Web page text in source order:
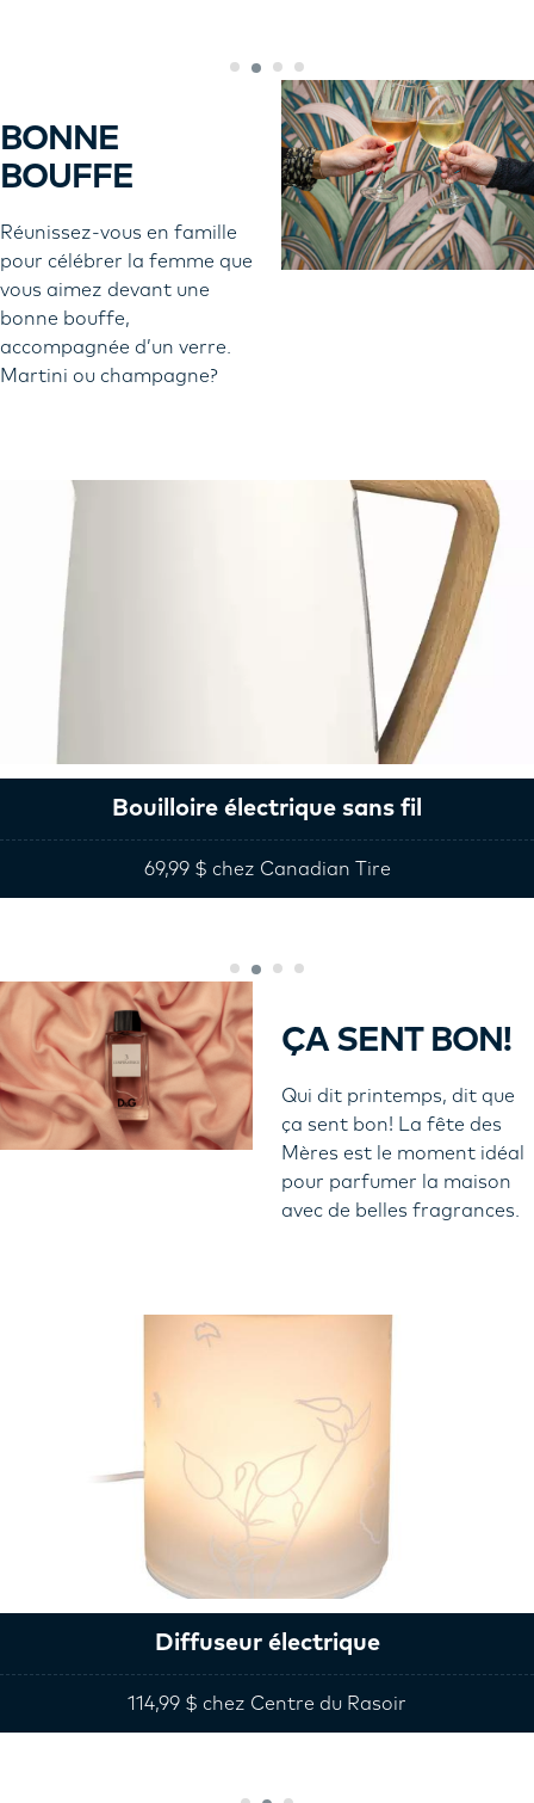
BONNE
BOUFFE
Réunissez-vous en famille
pour célébrer la femme que
vous aimez devant une
bonne bouffe,
accompagnée d’un verre.
Martini ou champagne?
Bouilloire électrique sans fil
69,99 $ chez Canadian Tire
ÇA SENT BON!
Qui dit printemps, dit que
ça sent bon! La fête des
Mères est le moment idéal
pour parfumer la maison
avec de belles fragrances.
Diffuseur électrique
114,99 $ chez Centre du Rasoir